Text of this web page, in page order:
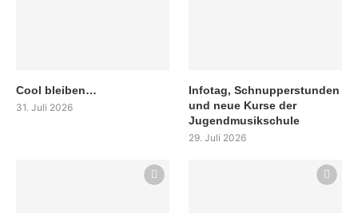
Cool bleiben…
31. Juli 2026
Infotag, Schnupperstunden
und neue Kurse der
Jugendmusikschule
29. Juli 2026